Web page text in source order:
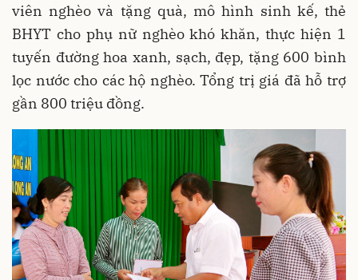
viên nghèo và tặng quà, mô hình sinh kế, thẻ
BHYT cho phụ nữ nghèo khó khăn, thực hiện 1
tuyến đường hoa xanh, sạch, đẹp, tặng 600 bình
lọc nước cho các hộ nghèo. Tổng trị giá đã hỗ trợ
gần 800 triệu đồng.